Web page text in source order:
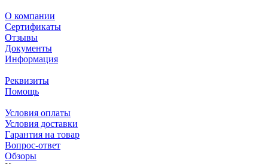
О компании
Сертификаты
Отзывы
Документы
Информация
Реквизиты
Помощь
Условия оплаты
Условия доставки
Гарантия на товар
Вопрос-ответ
Обзоры